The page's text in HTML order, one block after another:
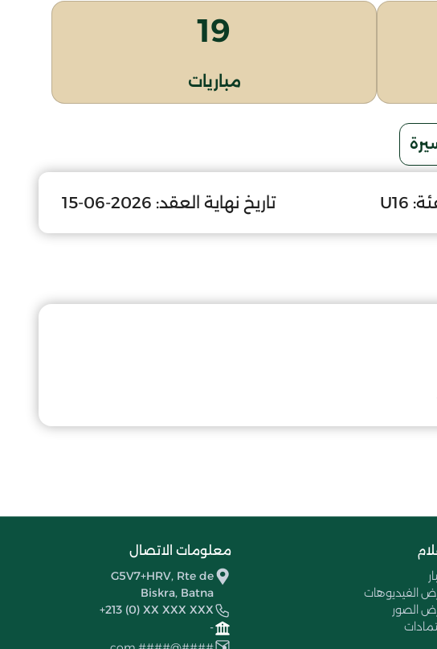
19
مباريات
U16 تاريخ نهاية العقد: 2026-06-15
الفيديوهات
الصور
معلومات الاتصال
G5V7+HRV, Rte de
Biskra, Batna
+213 (0) XX XXX XXX
-